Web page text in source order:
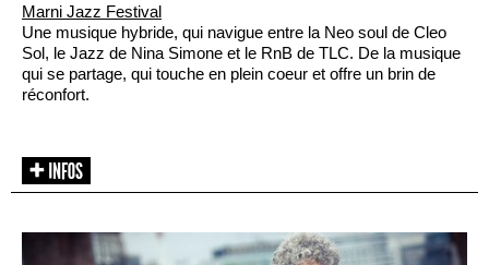
Marni Jazz Festival
Une musique hybride, qui navigue entre la Neo soul de Cleo
Sol, le Jazz de Nina Simone et le RnB de TLC. De la musique
qui se partage, qui touche en plein coeur et offre un brin de
réconfort.